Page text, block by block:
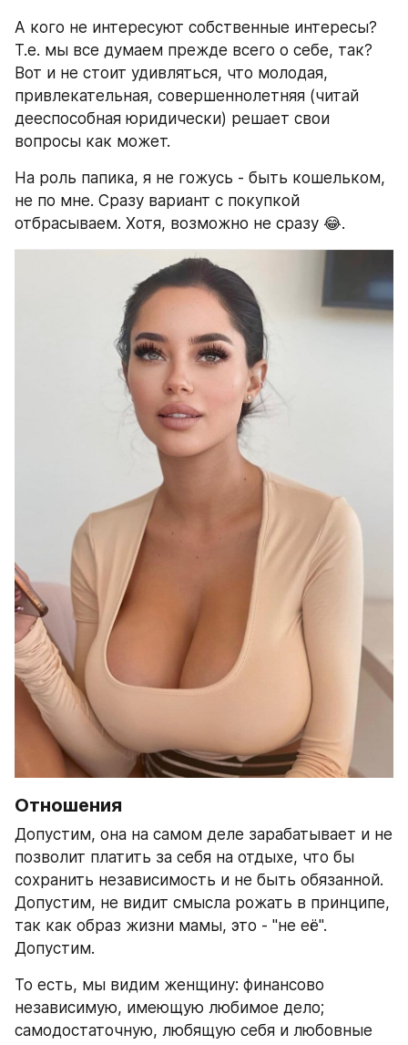
А кого не интересуют собственные интересы?
Т.е. мы все думаем прежде всего о себе, так?
Вот и не стоит удивляться, что молодая,
привлекательная, совершеннолетняя (читай
дееспособная юридически) решает свои
вопросы как может.
На роль папика, я не гожусь - быть кошельком,
не по мне. Сразу вариант с покупкой
отбрасываем. Хотя, возможно не сразу 😂.
Отношения
Допустим, она на самом деле зарабатывает и не
позволит платить за себя на отдыхе, что бы
сохранить независимость и не быть обязанной.
Допустим, не видит смысла рожать в принципе,
так как образ жизни мамы, это - "не её".
Допустим.
То есть, мы видим женщину: финансово
независимую, имеющую любимое дело;
самодостаточную, любящую себя и любовные